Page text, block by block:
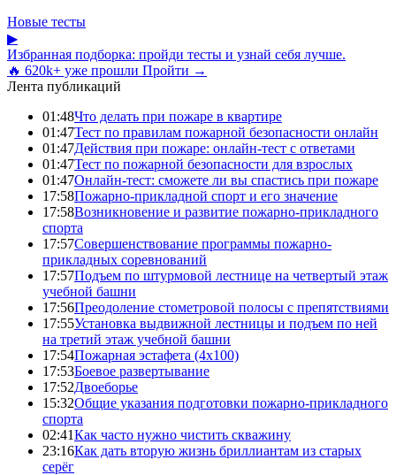
Новые тесты
▶
Избранная подборка: пройди тесты и узнай себя лучше.
🔥 620k+ уже прошли Пройти →
Лента публикаций
01:48Что делать при пожаре в квартире
01:47Тест по правилам пожарной безопасности онлайн
01:47Действия при пожаре: онлайн-тест с ответами
01:47Тест по пожарной безопасности для взрослых
01:47Онлайн-тест: сможете ли вы спастись при пожаре
17:58Пожарно-прикладной спорт и его значение
17:58Возникновение и развитие пожарно-прикладного
спорта
17:57Совершенствование программы пожарно-
прикладных соревнований
17:57Подъем по штурмовой лестнице на четвертый этаж
учебной башни
17:56Преодоление стометровой полосы с препятствиями
17:55Установка выдвижной лестницы и подъем по ней
на третий этаж учебной башни
17:54Пожарная эстафета (4x100)
17:53Боевое развертывание
17:52Двоеборье
15:32Общие указания подготовки пожарно-прикладного
спорта
02:41Как часто нужно чистить скважину
23:16Как дать вторую жизнь бриллиантам из старых
серёг